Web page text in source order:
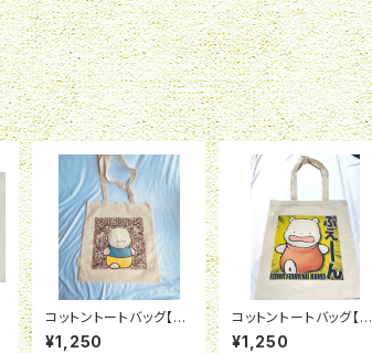
コットントートバッグ【ウ
クライナ】
¥1,250
コットントートバッグ【ふ
えーん】
¥1,250